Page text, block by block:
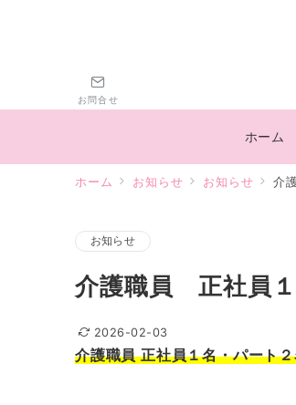
お問合せ
ホーム
ホーム お知らせ お知らせ 介
お知らせ
介護職員 正社員１
2026-02-03
介護職員 正社員１名・パート